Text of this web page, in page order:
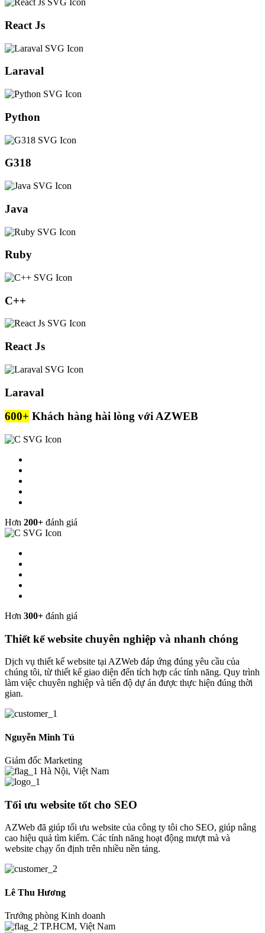
React Js
Laraval
Python
G318
Java
Ruby
C++
React Js
Laraval
600+ Khách hàng hài lòng với AZWEB
Hơn 200+ đánh giá
Hơn 300+ đánh giá
Thiết kế website chuyên nghiệp và nhanh chóng
Dịch vụ thiết kế website tại AZWeb đáp ứng đúng yêu cầu của
chúng tôi, từ thiết kế giao diện đến tích hợp các tính năng. Quy trình
làm việc chuyên nghiệp và tiến độ dự án được thực hiện đúng thời
gian.
Nguyễn Minh Tú
Giám đốc Marketing
Hà Nội, Việt Nam
Tối ưu website tốt cho SEO
AZWeb đã giúp tối ưu website của công ty tôi cho SEO, giúp nâng
cao hiệu quả tìm kiếm. Các tính năng hoạt động mượt mà và
website chạy ổn định trên nhiều nền tảng.
Lê Thu Hương
Trưởng phòng Kinh doanh
TP.HCM, Việt Nam